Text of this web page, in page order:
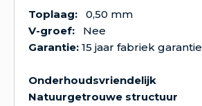
Toplaag:
0,50 mm
V-groef:
Nee
Garantie: 15 jaar fabriek garantie
Onderhoudsvriendelijk
Natuurgetrouwe structuur